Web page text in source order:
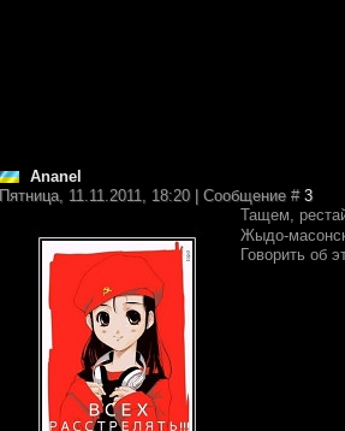
Ananel
Пятница, 11.11.2011, 18:20 | Сообщение # 3
Тащем,
Жыдо-
Говорить об